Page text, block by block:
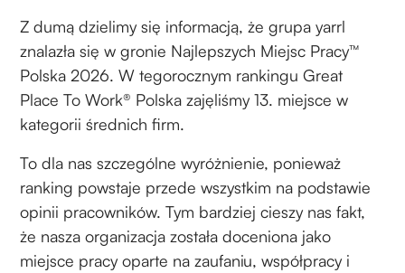
Z dumą dzielimy się informacją, że grupa yarrl
znalazła się w gronie Najlepszych Miejsc Pracy™
Polska 2026. W tegorocznym rankingu Great
Place To Work® Polska zajęliśmy 13. miejsce w
kategorii średnich firm.
To dla nas szczególne wyróżnienie, ponieważ
ranking powstaje przede wszystkim na podstawie
opinii pracowników. Tym bardziej cieszy nas fakt,
że nasza organizacja została doceniona jako
miejsce pracy oparte na zaufaniu, współpracy i